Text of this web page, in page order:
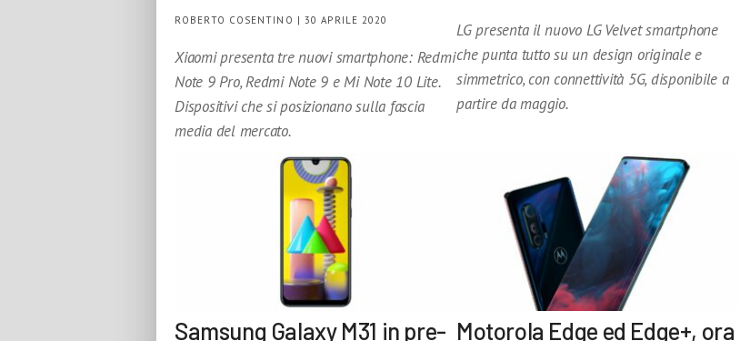
ROBERTO COSENTINO | 30 APRILE 2020
Xiaomi presenta tre nuovi smartphone: Redmi
Note 9 Pro, Redmi Note 9 e Mi Note 10 Lite.
Dispositivi che si posizionano sulla fascia
media del mercato.
LG presenta il nuovo LG Velvet smartphone
che punta tutto su un design originale e
simmetrico, con connettività 5G, disponibile a
partire da maggio.
Samsung Galaxy M31 in pre- Motorola Edge ed Edge+, ora